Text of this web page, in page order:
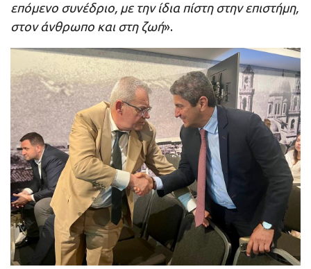
επόμενο συνέδριο, με την ίδια πίστη στην επιστήμη,
στον άνθρωπο και στη ζωή».